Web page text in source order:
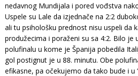
nedavnog Mundijala i pored vođstva
Uspele su Lale da izjednače na 2:2
ali tu psihološku prednost nisu uspeli da
produžecima i poraženi su sa 4:2. Bilo je
polufinalu u kome je Španija pobedila
gol postignut je u 88. minutu. Obe
efikasne, pa očekujemo da tako bude i u